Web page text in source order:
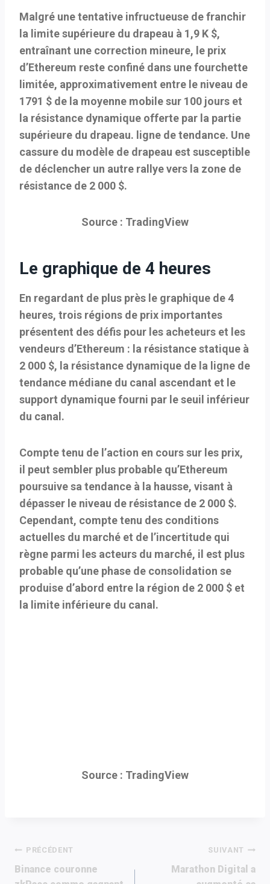
Malgré une tentative infructueuse de franchir
la limite supérieure du drapeau à 1,9 K $,
entraînant une correction mineure, le prix
d’Ethereum reste confiné dans une fourchette
limitée, approximativement entre le niveau de
1791 $ de la moyenne mobile sur 100 jours et
la résistance dynamique offerte par la partie
supérieure du drapeau. ligne de tendance. Une
cassure du modèle de drapeau est susceptible
de déclencher un autre rallye vers la zone de
résistance de 2 000 $.
Source : TradingView
Le graphique de 4 heures
En regardant de plus près le graphique de 4
heures, trois régions de prix importantes
présentent des défis pour les acheteurs et les
vendeurs d’Ethereum : la résistance statique à
2 000 $, la résistance dynamique de la ligne de
tendance médiane du canal ascendant et le
support dynamique fourni par le seuil inférieur
du canal.
Compte tenu de l’action en cours sur les prix,
il peut sembler plus probable qu’Ethereum
poursuive sa tendance à la hausse, visant à
dépasser le niveau de résistance de 2 000 $.
Cependant, compte tenu des conditions
actuelles du marché et de l’incertitude qui
règne parmi les acteurs du marché, il est plus
probable qu’une phase de consolidation se
produise d’abord entre la région de 2 000 $ et
la limite inférieure du canal.
Source : TradingView
Navigation
de
PRÉCÉDENT
Binance couronne
SUIVANT
Marathon Digital a